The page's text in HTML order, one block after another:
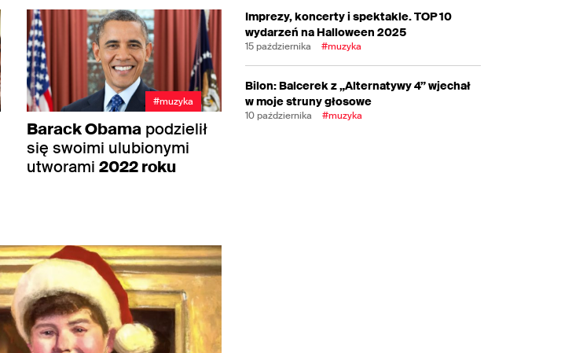
#muzyka
Barack Obamapodzielił
się swoimi ulubionymi
utworami 2022 roku
Imprezy, koncerty i spektakle. TOP 10
wydarzeń na Halloween 2025
15 października #muzyka
Bilon: Balcerek z „Alternatywy 4” wjechał
w moje struny głosowe
10 października #muzyka